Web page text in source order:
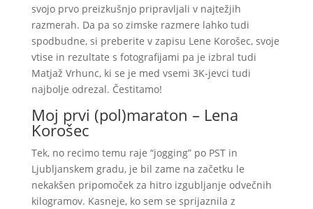
svojo prvo preizkušnjo pripravljali v najtežjih
razmerah. Da pa so zimske razmere lahko tudi
spodbudne, si preberite v zapisu Lene Korošec, svoje
vtise in rezultate s fotografijami pa je izbral tudi
Matjaž Vrhunc, ki se je med vsemi 3K-jevci tudi
najbolje odrezal. Čestitamo!
Moj prvi (pol)maraton – Lena
Korošec
Tek, no recimo temu raje “jogging” po PST in
Ljubljanskem gradu, je bil zame na začetku le
nekakšen pripomoček za hitro izgubljanje odvečnih
kilogramov. Kasneje, ko sem se sprijaznila z